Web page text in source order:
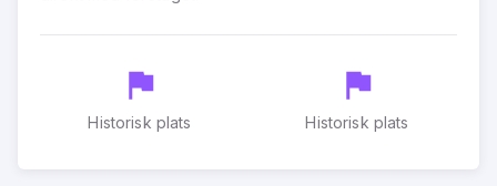
Historisk plats Historisk plats